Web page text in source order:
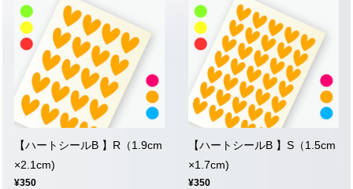
【ハートシールB 】R（1.9cm
×2.1cm)
¥350
【ハートシールB 】S（1.5cm
×1.7cm)
¥350